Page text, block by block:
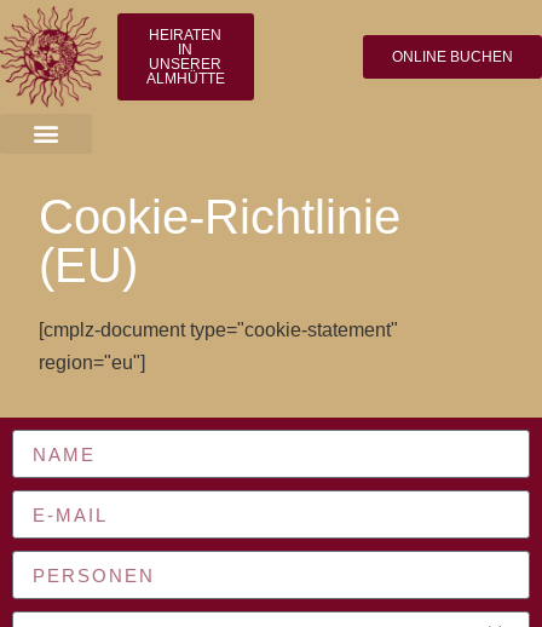
HEIRATEN
IN
UNSERER
ALMHÜTTE
ONLINE BUCHEN
Cookie-Richtlinie
(EU)
[cmplz-document type="cookie-statement"
region="eu"]